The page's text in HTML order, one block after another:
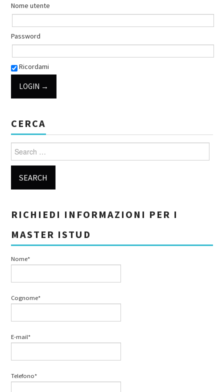
Nome utente
Password
Ricordami
CERCA
Search for:
RICHIEDI INFORMAZIONI PER I
MASTER ISTUD
Nome*
Cognome*
E-mail*
Telefono*